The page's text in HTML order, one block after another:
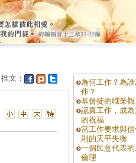
推文：
為何工作？為
作？
基督徒的職業觀
認真工作，成為
的祝福
當工作要求與
則的天平失衡
一個民意代表
倫理